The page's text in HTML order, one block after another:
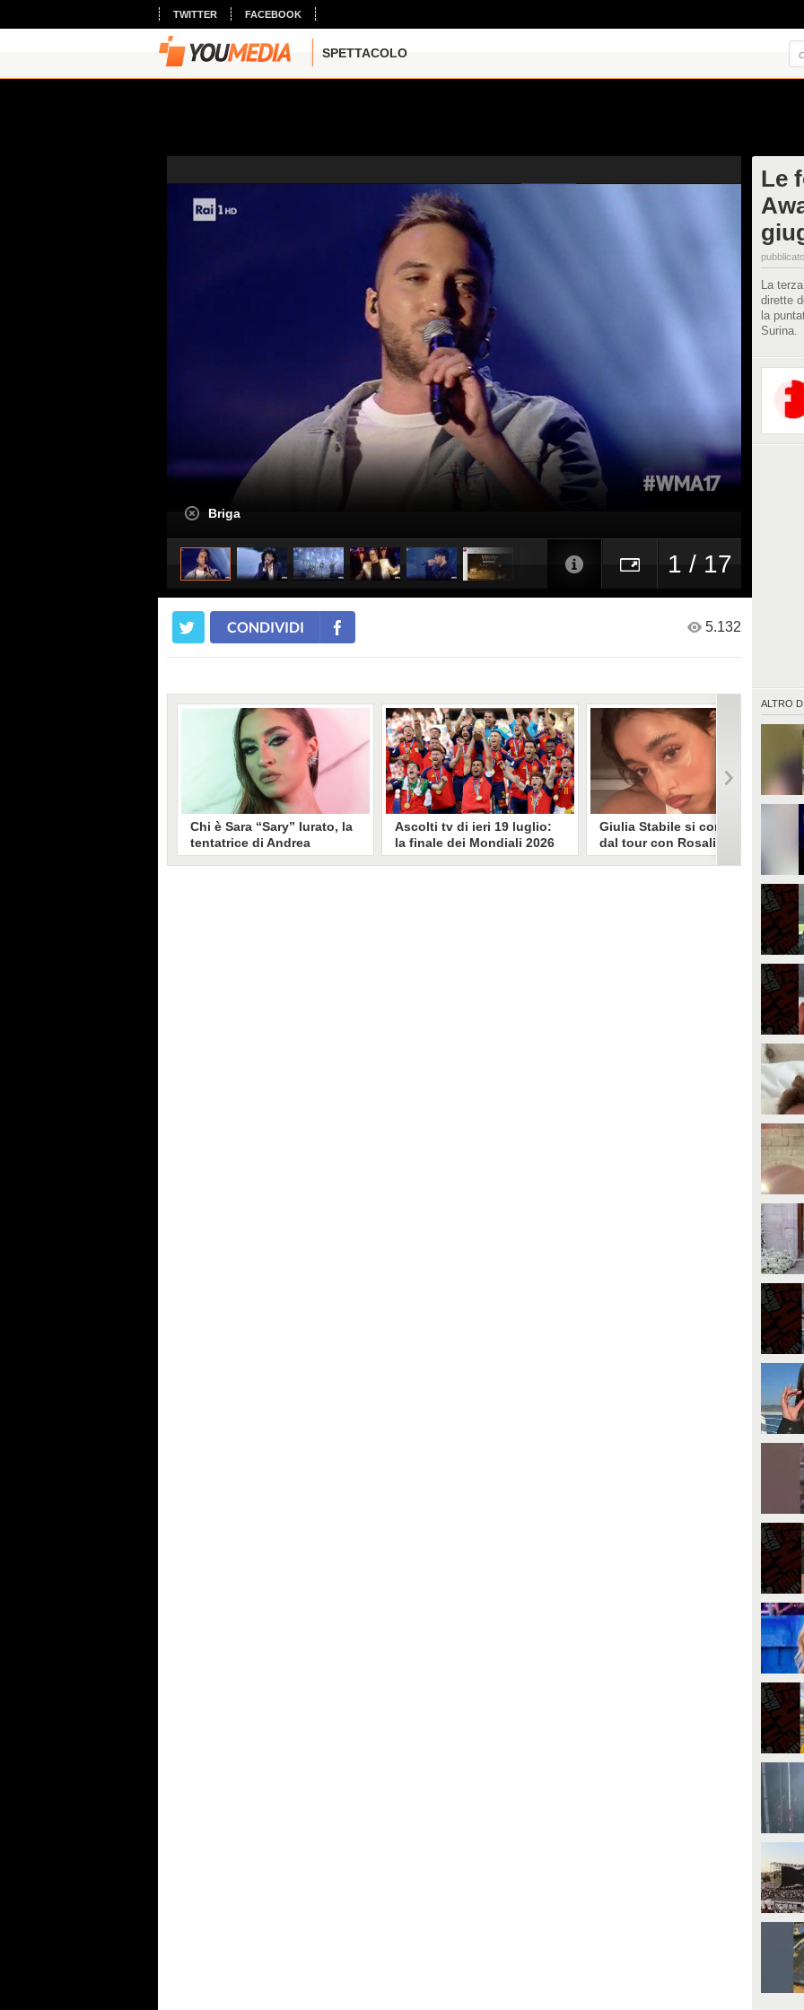
TWITTER FACEBOOK
SPETTACOLO
Briga
1 / 17
Le
La
dirette
la
Surina.
ALTRO DI
CONDIVIDI 5.132
Chi è Sara “Sary” Iurato, la
tentatrice di Andrea
Petraroli a Temptation
Ascolti tv di ieri 19 luglio:
la finale dei Mondiali 2026
Spagna-Argentina
Giulia Stabile si confessa
dal tour con Rosalia: "Non
sono stata bene, costretta
ballo di Rosalia, Giulia Stabile si è
lasciata andare a una confessione